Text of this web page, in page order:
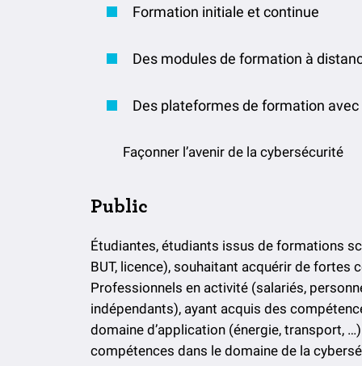
Formation initiale et continue
Des modules de formation à
Des plateformes de formation
Façonner l’avenir de la cybersécurité
Public
Étudiantes, étudiants issus de formations
BUT, licence), souhaitant acquérir de fortes
Professionnels en activité (salariés,
indépendants), ayant acquis des
domaine d’application (énergie, transport,
compétences dans le domaine de la